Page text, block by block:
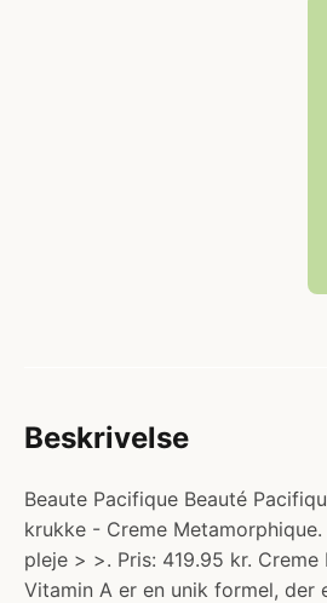
Beskrivelse
Beaute Pacifique Beauté
krukke - Creme
pleje > >. Pris: 419.95 kr.
Vitamin A er en unik formel, der